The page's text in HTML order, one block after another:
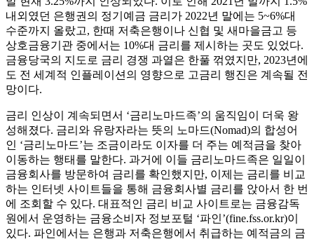
내외였던 은행권의 정기예금 금리가 2022년 말에는 5~6%대
수준까지 올랐고, 한때 저축은행이나 신협 및 새마을금고 등
상호금융기관 중에서는 10%대 금리를 제시하는 곳도 있었다.
금융당국의 지도로 금리 경쟁 과열은 한풀 꺾였지만, 2023년에
도 전 세계적 인플레이션의 영향으로 고금리 행진은 계속될 전
망이다.
금리 인상이 계속되면서 ‘금리노마드족’의 움직임이 더욱 왕
성해졌다. 금리와 유랑자라는 뜻의 노마드(Nomad)의 합성어
인 ‘금리노마드’는 조금이라도 이자를 더 주는 예적금을 찾아
이동하는 행태를 말한다. 과거에 이들 금리노마드족은 일일이
금융회사를 방문하여 금리를 확인했지만, 이제는 금리를 비교
하는 인터넷 사이트들을 통해 금융회사별 금리를 앉아서 한 번
에 조회할 수 있다. 대표적인 금리 비교 사이트로는 금융감독
원에서 운영하는 금융소비자 정보포털 ‘파인’(fine.fss.or.kr)이
있다. 파인에서는 은행과 저축은행에서 취급하는 예적금의 금